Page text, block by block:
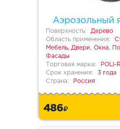
Аэрозольный
Поверхность:
Дерево
Область применения:
Мебель, Двери, Окна,
Фасады
Торговая марка:
POLI-R
Срок хранения:
3 года
Страна:
Россия
486